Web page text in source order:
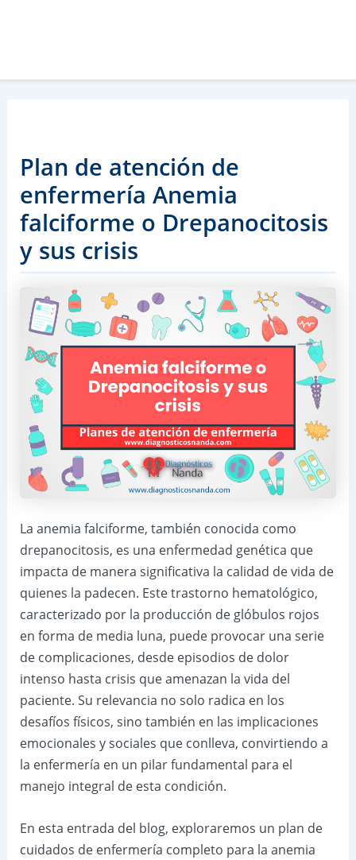
Plan de atención de
enfermería Anemia
falciforme o Drepanocitosis
y sus crisis
La anemia falciforme, también conocida como
drepanocitosis, es una enfermedad genética que
impacta de manera significativa la calidad de vida de
quienes la padecen. Este trastorno hematológico,
caracterizado por la producción de glóbulos rojos
en forma de media luna, puede provocar una serie
de complicaciones, desde episodios de dolor
intenso hasta crisis que amenazan la vida del
paciente. Su relevancia no solo radica en los
desafíos físicos, sino también en las implicaciones
emocionales y sociales que conlleva, convirtiendo a
la enfermería en un pilar fundamental para el
manejo integral de esta condición.
En esta entrada del blog, exploraremos un plan de
cuidados de enfermería completo para la anemia